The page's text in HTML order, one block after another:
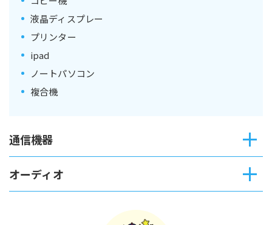
液晶ディスプレー
プリンター
ipad
ノートパソコン
複合機
通信機器
オーディオ